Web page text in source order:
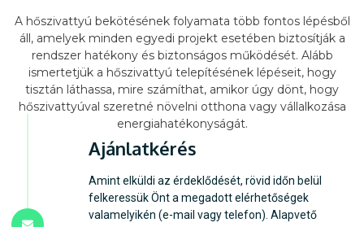
A hőszivattyú bekötésének folyamata több fontos lépésből
áll, amelyek minden egyedi projekt esetében biztosítják a
rendszer hatékony és biztonságos működését. Alább
ismertetjük a hőszivattyú telepítésének lépéseit, hogy
tisztán láthassa, mire számíthat, amikor úgy dönt, hogy
hőszivattyúval szeretné növelni otthona vagy vállalkozása
energiahatékonyságát.
Ajánlatkérés
Amint elküldi az érdeklődését, rövid időn belül
felkeressük Önt a megadott elérhetőségek
valamelyikén (e-mail vagy telefon). Alapvető